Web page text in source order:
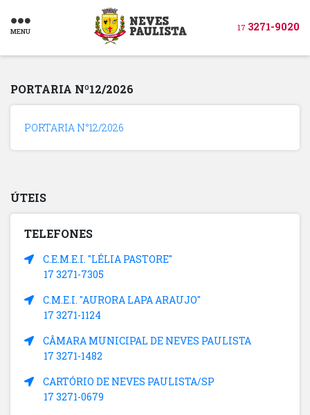
MENU 17 3271-9020
PORTARIA Nº12/2026
PORTARIA N°12/2026
ÚTEIS
TELEFONES
C.E.M.E.I. "LÉLIA PASTORE"
17 3271-7305
C.M.E.I. "AURORA LAPA ARAUJO"
17 3271-1124
CÂMARA MUNICIPAL DE NEVES PAULISTA
17 3271-1482
CARTÓRIO DE NEVES PAULISTA/SP
17 3271-0679